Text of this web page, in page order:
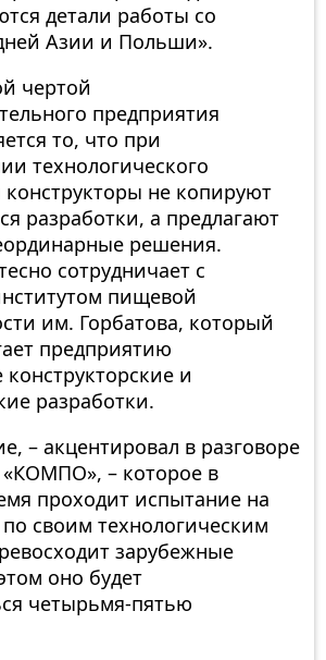
детали работы со
Азии и Польши».
чертой
предприятия
то, что при
технологического
не копируют
разработки, а предлагают
решения.
сотрудничает с
пищевой
им. Горбатова, который
предприятию
и
разработки.
– акцентировал в разговоре
«КОМПО», – которое в
проходит испытание на
своим технологическим
зарубежные
оно будет
четырьмя-пятью